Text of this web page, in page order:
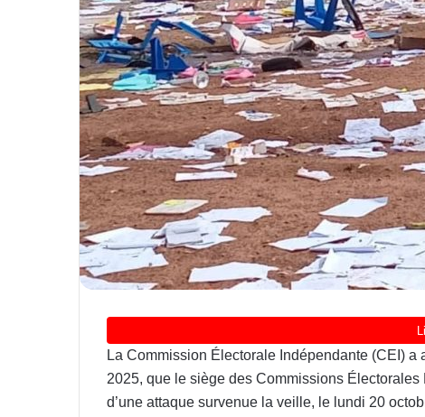
La Commission Électorale Indépendante (CEI)
2025, que le siège des Commissions
d’une attaque survenue la veille, le lundi 20